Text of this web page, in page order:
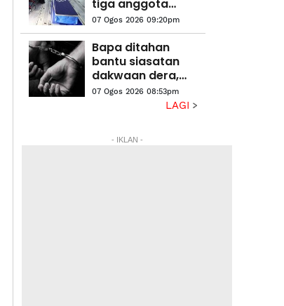
tiga anggota
polis
diterbangkan
pulang ke
kampung
halaman
07 Ogos 2026 09:20pm
Bapa ditahan
bantu siasatan
dakwaan dera,
gangguan
seksual dua anak
07 Ogos 2026 08:53pm
LAGI
- IKLAN -